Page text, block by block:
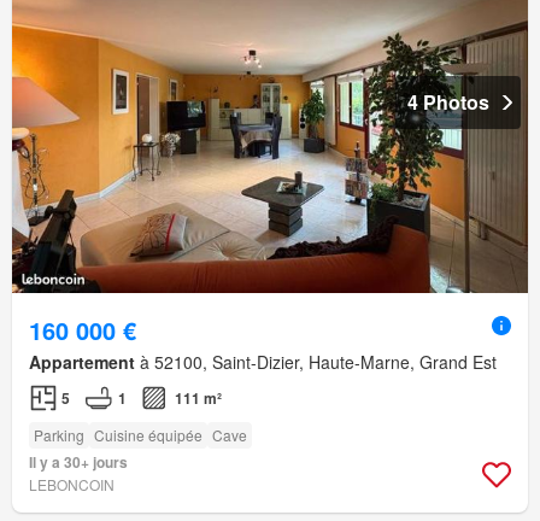
4 Photos
160 000 €
Appartement à 52100, Saint-Dizier, Haute-Marne, Grand Est
5 1 111 m²
Parking Cuisine équipée Cave
Il y a 30+ jours
LEBONCOIN